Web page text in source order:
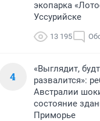
экопарка
Уссурийске
13 195
4
«Выглядит,
развалится»:
Австралии
состояние
Приморье